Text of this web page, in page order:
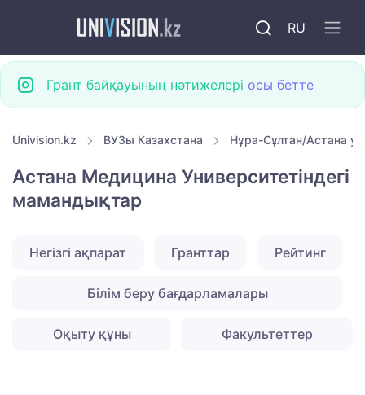
RU
Грант байқауының нәтижелері осы бетте
Univision.kz ВУЗы Казахстана Нұра-Сұлтан/Астана
Астана Медицина Университетіндегі
мамандықтар
Негізгі ақпарат Гранттар Рейтинг
Білім беру бағдарламалары
Оқыту құны Факультеттер